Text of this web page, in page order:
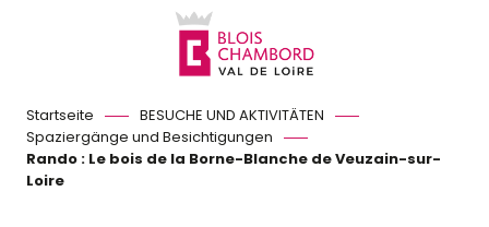
Startseite
BESUCHE UND AKTIVITÄTEN
Spaziergänge und Besichtigungen
Rando : Le bois de la Borne-Blanche de Veuzain-sur-
Loire